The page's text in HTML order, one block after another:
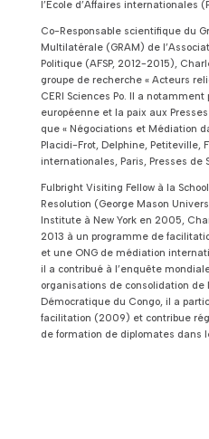
l’Ecole d’Affaires internationales
Co-Responsable scientifique du
Multilatérale (GRAM) de
Politique (AFSP, 2012-2015),
groupe de recherche « Acteurs
CERI Sciences Po. Il a notamment
européenne et la paix aux
que « Négociations et Médiation
Placidi-Frot, Delphine, Petiteville,
internationales, Paris, Presses de
Fulbright Visiting Fellow à la
Resolution (George Mason
Institute à New York en 2005,
2013 à un programme de
et une ONG de médiation
il a contribué à l’enquête
organisations de consolidation de
Démocratique du Congo, il a
facilitation (2009) et contribue
de formation de diplomates dans